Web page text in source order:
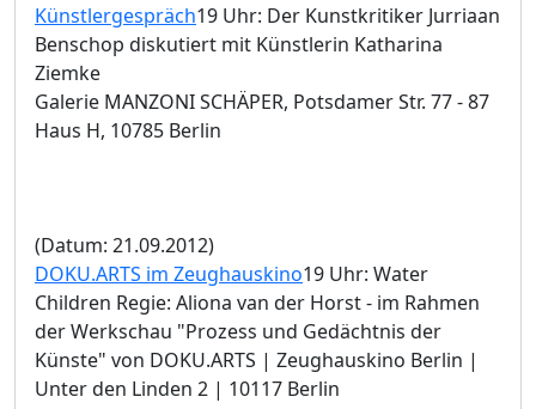
Künstlergespräch19 Uhr: Der Kunstkritiker Jurriaan
Benschop diskutiert mit Künstlerin Katharina
Ziemke
Galerie MANZONI SCHÄPER, Potsdamer Str. 77 - 87
Haus H, 10785 Berlin
(Datum: 21.09.2012)
DOKU.ARTS im Zeughauskino19 Uhr: Water
Children Regie: Aliona van der Horst - im Rahmen
der Werkschau "Prozess und Gedächtnis der
Künste" von DOKU.ARTS | Zeughauskino Berlin |
Unter den Linden 2 | 10117 Berlin